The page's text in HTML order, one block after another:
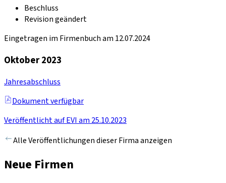
Beschluss
Revision geändert
Eingetragen im Firmenbuch am 12.07.2024
Oktober 2023
Jahresabschluss
Dokument verfügbar
Veröffentlicht auf EVI am 25.10.2023
Alle Veröffentlichungen dieser Firma anzeigen
Neue Firmen